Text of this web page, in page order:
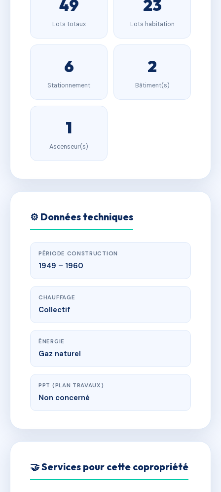
49
Lots totaux
23
Lots habitation
6
Stationnement
2
Bâtiment(s)
1
Ascenseur(s)
⚙️ Données techniques
PÉRIODE CONSTRUCTION
1949 – 1960
CHAUFFAGE
Collectif
ÉNERGIE
Gaz naturel
PPT (PLAN TRAVAUX)
Non concerné
🤝 Services pour cette copropriété